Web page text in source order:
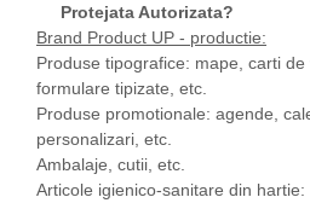
Protejata Autorizata?
Brand Product UP - productie:
Produse tipografice: mape, carti de
formulare tipizate, etc.
Produse promotionale: agende,
personalizari, etc.
Ambalaje, cutii, etc.
Articole igienico-sanitare din